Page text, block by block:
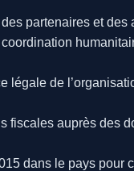
partenaires et des
légale de
fiscales auprès des
dans le pays pour